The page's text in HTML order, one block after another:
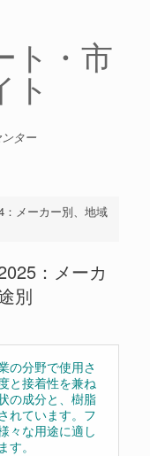
ト・市
ト
ター
メーカー別、地域
：メーカ
別
の分野で使用さ
と接着性を兼ね
の成分と、樹脂
れています。フ
々な用途に適し
。